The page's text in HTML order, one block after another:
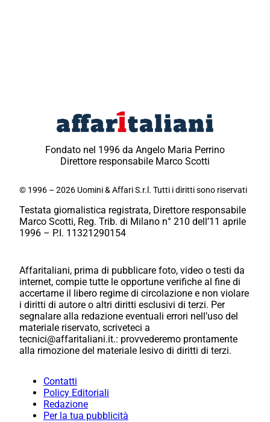
Fondato nel 1996 da Angelo Maria Perrino
Direttore responsabile Marco Scotti
© 1996 – 2026 Uomini & Affari S.r.l. Tutti i diritti sono riservati
Testata giornalistica registrata, Direttore responsabile
Marco Scotti, Reg. Trib. di Milano n° 210 dell’11 aprile
1996 – P.I. 11321290154
Affaritaliani, prima di pubblicare foto, video o testi da
internet, compie tutte le opportune verifiche al fine di
accertarne il libero regime di circolazione e non violare
i diritti di autore o altri diritti esclusivi di terzi. Per
segnalare alla redazione eventuali errori nell’uso del
materiale riservato, scriveteci a
tecnici@affaritaliani.it.: provvederemo prontamente
alla rimozione del materiale lesivo di diritti di terzi.
Contatti
Policy Editoriali
Redazione
Per la tua pubblicità